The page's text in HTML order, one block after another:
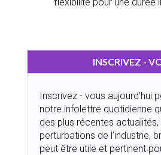
INSCRIVEZ -
Inscrivez - vous aujourd’hui
notre infolettre quotidienne
des plus récentes
perturbations de l’industrie,
peut être utile et pertinent